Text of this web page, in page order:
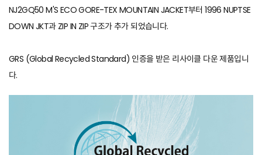
NJ2GQ50 M'S ECO GORE-TEX MOUNTAIN JACKET부터 1996 NUPTSE
DOWN JKT과 ZIP IN ZIP 구조가 추가 되었습니다.
GRS (Global Recycled Standard) 인증을 받은 리사이클 다운 제품입니
다.